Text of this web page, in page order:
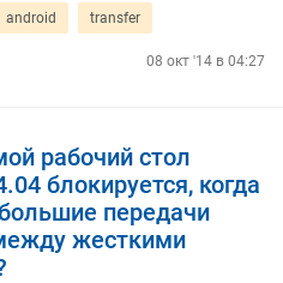
android transfer
08 окт '14 в 04:27
рабочий стол
блокируется, когда
передачи
жесткими